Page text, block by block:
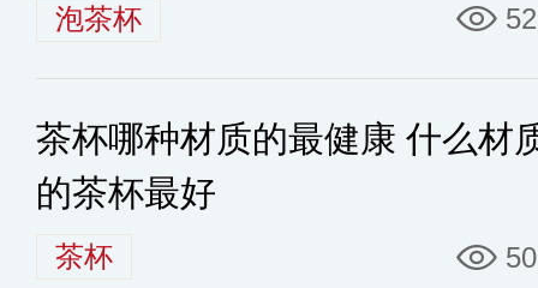
泡茶杯
茶杯哪种材质的最健康 什么材
的茶杯最好
茶杯